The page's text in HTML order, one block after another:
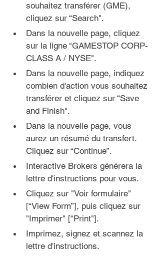
souhaitez transférer (GME),
cliquez sur “Search".
Dans la nouvelle page, cliquez
sur la ligne “GAMESTOP CORP-
CLASS A / NYSE".
Dans la nouvelle page, indiquez
combien d'action vous souhaitez
transférer et cliquez sur “Save
and Finish".
Dans la nouvelle page, vous
aurez un résumé du transfert.
Cliquez sur “Continue”.
Interactive Brokers générera la
lettre d'instructions pour vous.
Cliquez sur "Voir formulaire"
[“View Form”], puis cliquez sur
"Imprimer" [“Print"].
Imprimez, signez et scannez la
lettre d'instructions.